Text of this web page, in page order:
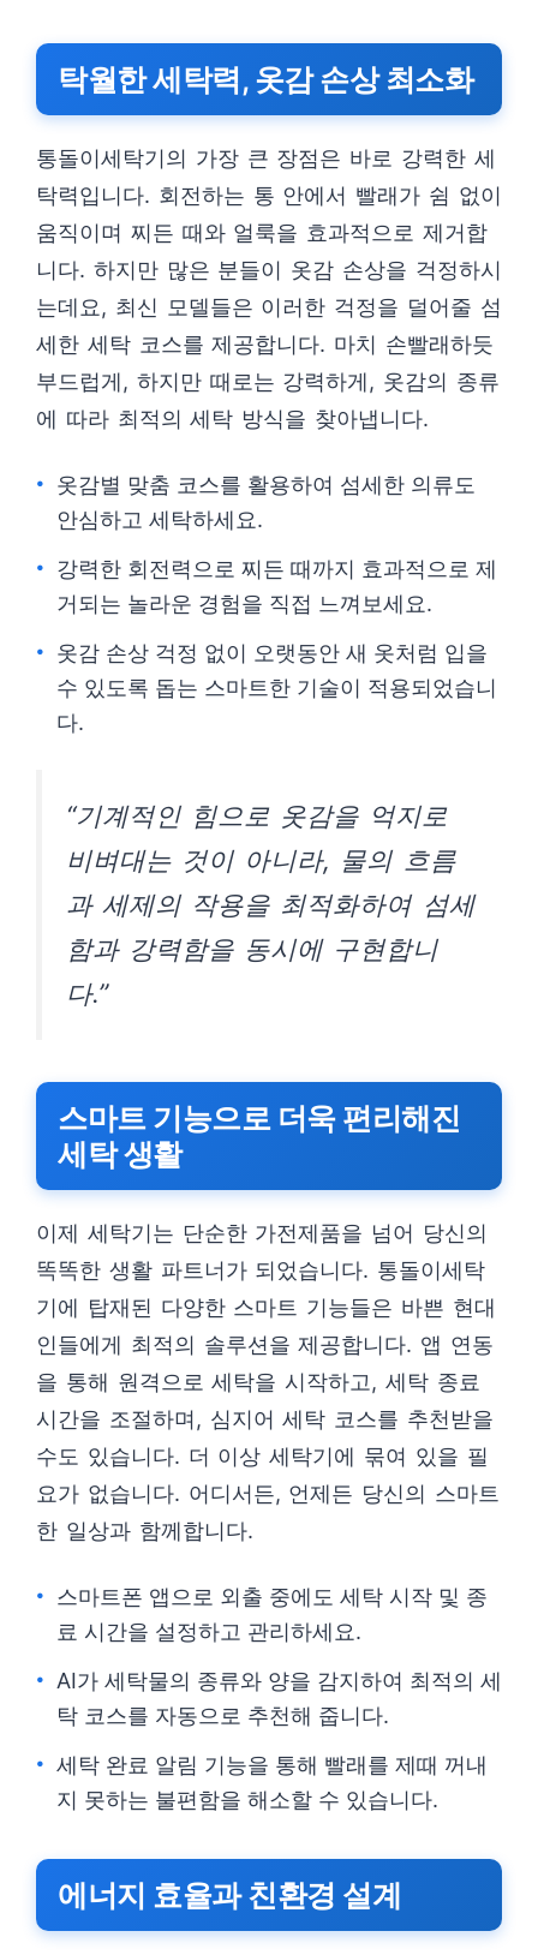
탁월한 세탁력, 옷감 손상 최소화
통돌이세탁기의 가장 큰 장점은 바로 강력한 세
탁력입니다. 회전하는 통 안에서 빨래가 쉼 없이
움직이며 찌든 때와 얼룩을 효과적으로 제거합
니다. 하지만 많은 분들이 옷감 손상을 걱정하시
는데요, 최신 모델들은 이러한 걱정을 덜어줄 섬
세한 세탁 코스를 제공합니다. 마치 손빨래하듯
부드럽게, 하지만 때로는 강력하게, 옷감의 종류
에 따라 최적의 세탁 방식을 찾아냅니다.
옷감별 맞춤 코스를 활용하여 섬세한 의류도
안심하고 세탁하세요.
강력한 회전력으로 찌든 때까지 효과적으로 제
거되는 놀라운 경험을 직접 느껴보세요.
옷감 손상 걱정 없이 오랫동안 새 옷처럼 입을
수 있도록 돕는 스마트한 기술이 적용되었습니
다.
“기계적인 힘으로 옷감을 억지로
비벼대는 것이 아니라, 물의 흐름
과 세제의 작용을 최적화하여 섬세
함과 강력함을 동시에 구현합니
다.”
스마트 기능으로 더욱 편리해진
세탁 생활
이제 세탁기는 단순한 가전제품을 넘어 당신의
똑똑한 생활 파트너가 되었습니다. 통돌이세탁
기에 탑재된 다양한 스마트 기능들은 바쁜 현대
인들에게 최적의 솔루션을 제공합니다. 앱 연동
을 통해 원격으로 세탁을 시작하고, 세탁 종료
시간을 조절하며, 심지어 세탁 코스를 추천받을
수도 있습니다. 더 이상 세탁기에 묶여 있을 필
요가 없습니다. 어디서든, 언제든 당신의 스마트
한 일상과 함께합니다.
스마트폰 앱으로 외출 중에도 세탁 시작 및 종
료 시간을 설정하고 관리하세요.
AI가 세탁물의 종류와 양을 감지하여 최적의 세
탁 코스를 자동으로 추천해 줍니다.
세탁 완료 알림 기능을 통해 빨래를 제때 꺼내
지 못하는 불편함을 해소할 수 있습니다.
에너지 효율과 친환경 설계